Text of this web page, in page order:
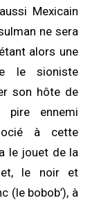
Mexicain
ne sera
alors une
le sioniste
son hôte de
ennemi
à cette
le jouet de la
le noir et
(le bobob’), à